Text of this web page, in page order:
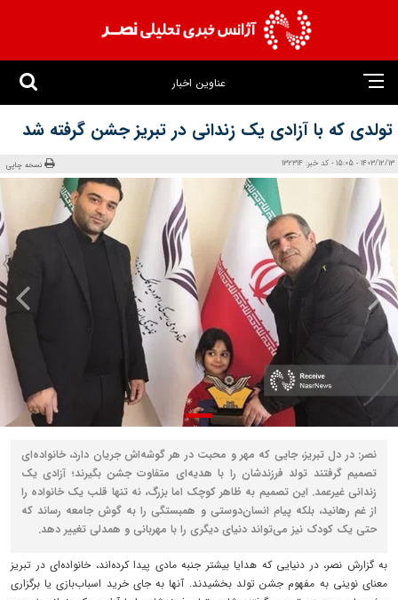
عناوین اخبار
تولدی که با آزادی یک زندانی در تبریز جشن گرفته شد
1403/12/13 - 15:05 - کد خبر: 132314 نسخه چاپی
نصر: در دل تبریز، جایی که مهر و محبت در هر گوشه‌اش جریان دارد، خانواده‌ای
تصمیم گرفتند تولد فرزندشان را با هدیه‌ای متفاوت جشن بگیرند؛ آزادی یک
زندانی غیرعمد. این تصمیم به ظاهر کوچک اما بزرگ، نه تنها قلب یک خانواده را
از غم رهانید، بلکه پیام انسان‌دوستی و همبستگی را به گوش جامعه رساند که
حتی یک کودک نیز می‌تواند دنیای دیگری را با مهربانی و همدلی تغییر دهد.
به گزارش نصر، در دنیایی که هدایا بیشتر جنبه مادی پیدا کرده‌اند، خانواده‌ای در تبریز
معنای نوینی به مفهوم جشن تولد بخشیدند. آنها به جای خرید اسباب‌بازی یا برگزاری